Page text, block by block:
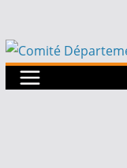
au
contenu